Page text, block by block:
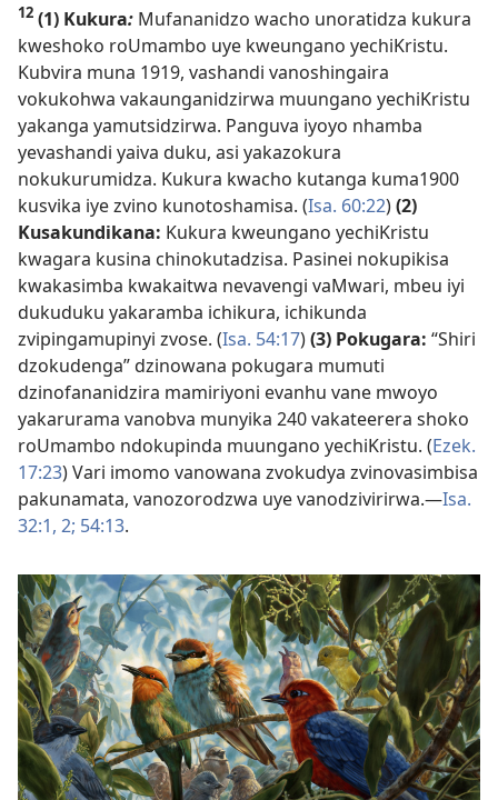
12 (1) Kukura: Mufananidzo wacho unoratidza kukura
kweshoko roUmambo uye kweungano yechiKristu.
Kubvira muna 1919, vashandi vanoshingaira
vokukohwa vakaunganidzirwa muungano yechiKristu
yakanga yamutsidzirwa. Panguva iyoyo nhamba
yevashandi yaiva duku, asi yakazokura
nokukurumidza. Kukura kwacho kutanga kuma1900
kusvika iye zvino kunotoshamisa. (Isa. 60:22)(2)
Kusakundikana: Kukura kweungano yechiKristu
kwagara kusina chinokutadzisa. Pasinei nokupikisa
kwakasimba kwakaitwa nevavengi vaMwari, mbeu iyi
dukuduku yakaramba ichikura, ichikunda
zvipingamupinyi zvose. (Isa. 54:17)(3) Pokugara: “Shiri
dzokudenga” dzinowana pokugara mumuti
dzinofananidzira mamiriyoni evanhu vane mwoyo
yakarurama vanobva munyika 240 vakateerera shoko
roUmambo ndokupinda muungano yechiKristu. (Ezek.
17:23) Vari imomo vanowana zvokudya zvinovasimbisa
pakunamata, vanozorodzwa uye vanodzivirirwa.—Isa.
32:1, 2; 54:13.